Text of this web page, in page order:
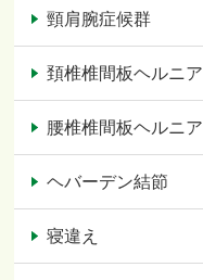
頸肩腕症候群
頚椎椎間板ヘルニア
腰椎椎間板ヘルニア
ヘバーデン結節
寝違え